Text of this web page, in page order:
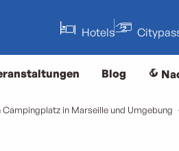
Hotels
Blog
Campingplatz in Marseille und Umgebung